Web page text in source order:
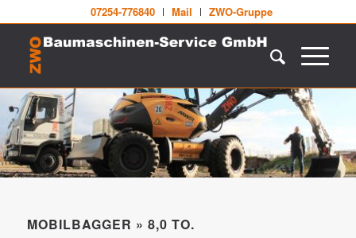
07254-776840 Mail ZWO-Gruppe
MOBILBAGGER » 8,0 TO.